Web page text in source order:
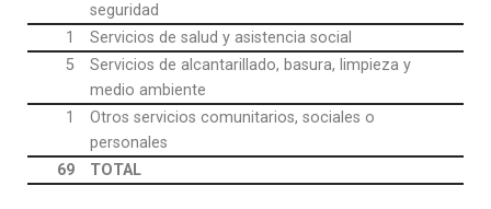
seguridad
1
Servicios de salud y asistencia social
5
Servicios de alcantarillado, basura, limpieza y
medio ambiente
1
Otros servicios comunitarios, sociales o
personales
69
TOTAL